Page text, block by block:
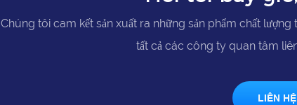
Chúng tôi cam kết sản xuất ra những sản phẩm chất
tất cả các công ty quan tâm
LIÊN